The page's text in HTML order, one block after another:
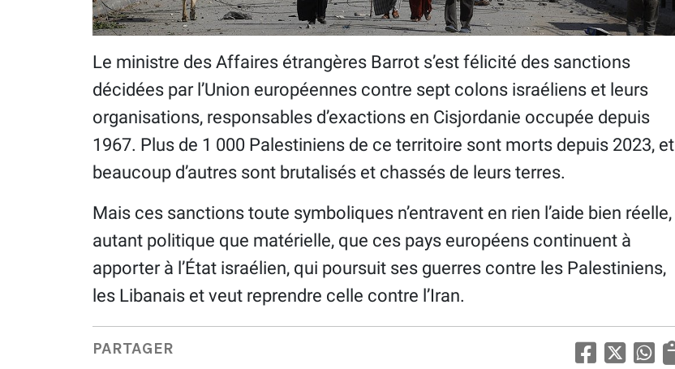
Le ministre des Affaires étrangères Barrot s’est félicité des sanctions
décidées par l’Union européennes contre sept colons israéliens et leurs
organisations, responsables d’exactions en Cisjordanie occupée depuis
1967. Plus de 1 000 Palestiniens de ce territoire sont morts depuis 2023, et
beaucoup d’autres sont brutalisés et chassés de leurs terres.
Mais ces sanctions toute symboliques n’entravent en rien l’aide bien réelle,
autant politique que matérielle, que ces pays européens continuent à
apporter à l’État israélien, qui poursuit ses guerres contre les Palestiniens,
les Libanais et veut reprendre celle contre l’Iran.
PARTAGER